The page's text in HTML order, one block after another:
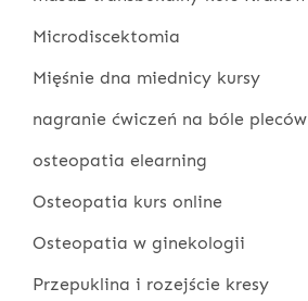
Microdiscektomia
Mięśnie dna miednicy kursy
nagranie ćwiczeń na bóle pleców
osteopatia elearning
Osteopatia kurs online
Osteopatia w ginekologii
Przepuklina i rozejście kresy